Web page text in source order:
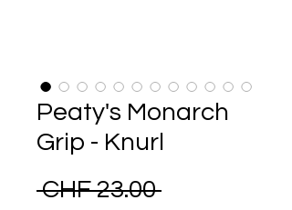
Peaty's Monarch
Grip - Knurl
CHF 23.00